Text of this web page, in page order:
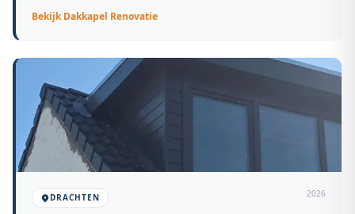
BekijkDakkapel Renovatie
DRACHTEN 2026